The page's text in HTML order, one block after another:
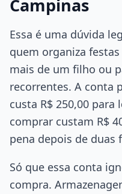
Campinas
Essa é uma dúvida
quem organiza
mais de um filho ou
recorrentes. A conta
custa R$ 250,00 para
comprar custam R$
pena depois de duas
Só que essa conta
compra.